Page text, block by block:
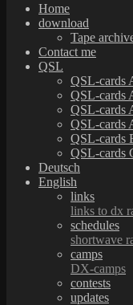
Home
download
Tape
Contact me
QSL
QSL-cards
QSL-cards
QSL-cards
QSL-cards
QSL-cards
QSL-cards
Deutsch
English
links
links to dx
schedules
shortwave
camps
DX-camps
contests
updates